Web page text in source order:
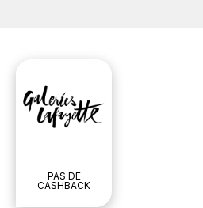
PAS DE
CASHBACK